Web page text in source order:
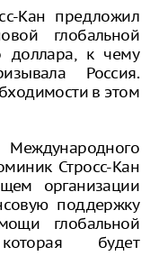
Кан предложил
глобальной
доллара, к чему
Россия.
в этом
Стросс-Кан
организации
поддержку
глобальной
будет